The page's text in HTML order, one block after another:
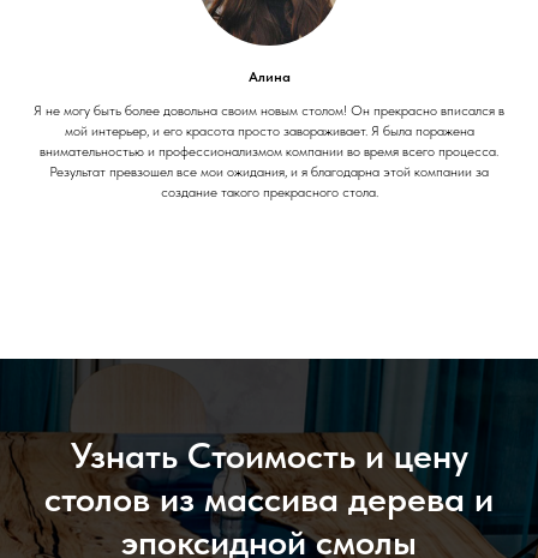
Алина
Я не могу быть более довольна своим новым столом! Он прекрасно вписался в
мой интерьер, и его красота просто завораживает. Я была поражена
внимательностью и профессионализмом компании во время всего процесса.
Результат превзошел все мои ожидания, и я благодарна этой компании за
создание такого прекрасного стола.
Узнать Стоимость и цену
столов из массива дерева и
эпоксидной смолы